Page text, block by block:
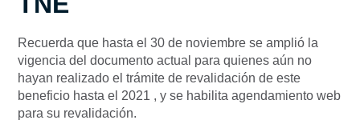
Recuerda que hasta el 30 de noviembre se amplió la
vigencia del documento actual para quienes aún no
hayan realizado el trámite de revalidación de este
beneficio hasta el 2021 , y se habilita agendamiento web
para su revalidación.